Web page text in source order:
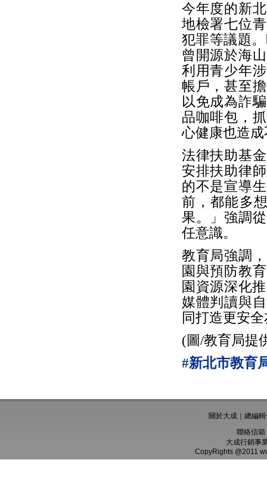
今年度的新
地檢署七位
犯罪等議題
曾開源於海
利用青少年
帳戶，甚至
以免成為詐
品咖啡包，
心健康也造
法律扶助基
安排扶助律
的不是宣導
前，都能多
果。」強調
任意識。
教育局強調
園與預防教
園資源深化
媒體判讀與
同打造更安
(圖/教育局提
#新北市教育